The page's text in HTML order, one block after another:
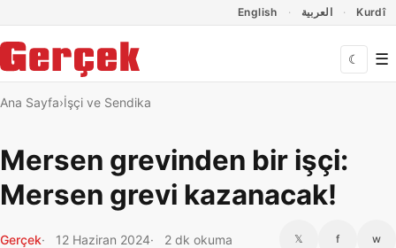
English العربية Kurdî
☾ ☰
Ana Sayfa İşçi ve Sendika
Mersen grevinden bir işçi:
Mersen grevi kazanacak!
Gerçek 12 Haziran 2024 2 dk okuma 𝕏 f w